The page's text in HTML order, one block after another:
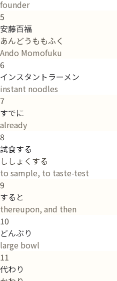
founder
5
安藤百福
あんどうももふく
Ando Momofuku
6
インスタントラーメン
instant noodles
7
すでに
already
8
試食する
ししょくする
to sample, to taste-test
9
すると
thereupon, and then
10
どんぶり
large bowl
11
代わり